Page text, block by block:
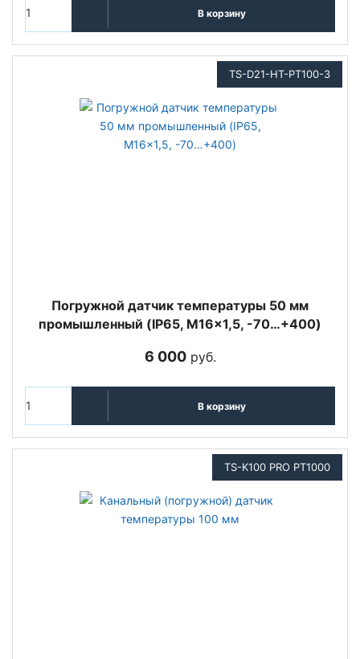
В корзину
TS-D21-HT-PT100-3
Погружной датчик температуры 50 мм
промышленный (IP65, M16x1,5, -70…+400)
6 000руб.
В корзину
TS-K100 PRO PT1000